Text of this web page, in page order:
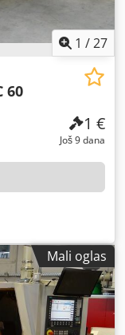
1 /27
60
1 €
Još 9 dana
Mali oglas